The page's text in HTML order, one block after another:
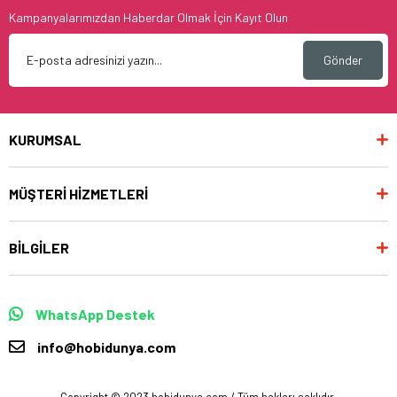
Kampanyalarımızdan Haberdar Olmak İçin Kayıt Olun
Gönder
KURUMSAL
MÜŞTERİ HİZMETLERİ
BİLGİLER
WhatsApp Destek
info@hobidunya.com